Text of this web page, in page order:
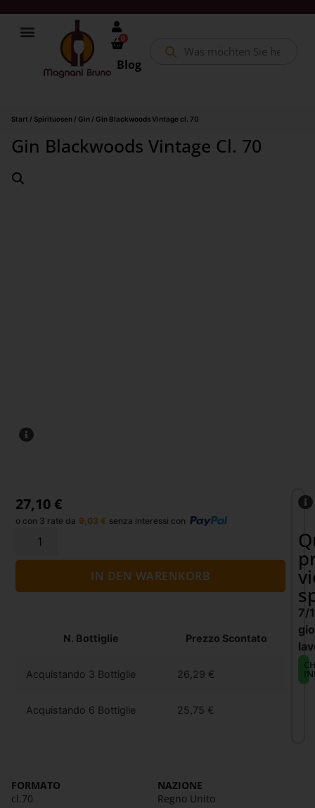
0
Blog
Start / Spirituosen / Gin / Gin Blackwoods Vintage cl. 70
Gin Blackwoods Vintage Cl. 70
27,10 €
o con 3 rate da 9,03 € senza interessi con
IN DEN WARENKORB
N. Bottiglie Prezzo Scontato
Acquistando 3 Bottiglie 26,29 €
Acquistando 6 Bottiglie 25,75 €
7/
FORMATO
cl.70
NAZIONE
Regno Unito